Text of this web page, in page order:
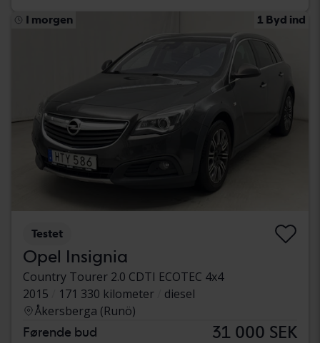
I morgen 1 Byd ind
Testet
Opel Insignia
Country Tourer 2.0 CDTI ECOTEC 4x4
2015
171 330 kilometer
diesel
Åkersberga (Runö)
Førende bud 31 000 SEK